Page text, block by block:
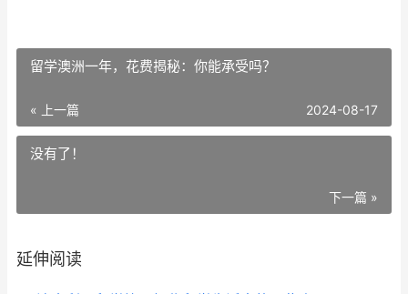
留学澳洲一年，花费揭秘：你能承受吗？
« 上一篇 2024-08-17
没有了！
下一篇 »
延伸阅读